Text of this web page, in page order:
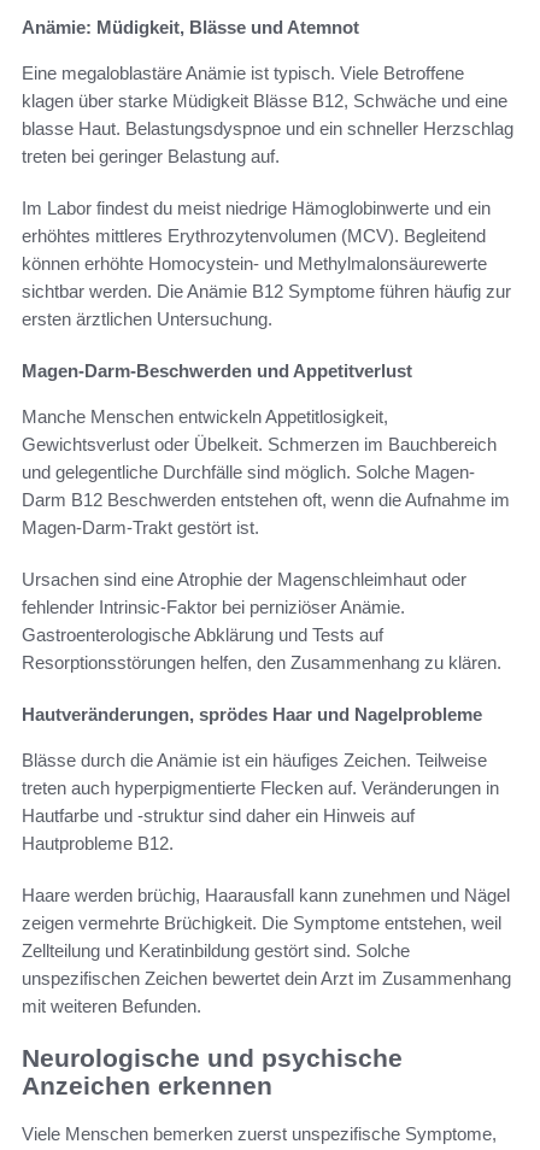
Anämie: Müdigkeit, Blässe und Atemnot
Eine megaloblastäre Anämie ist typisch. Viele Betroffene
klagen über starke Müdigkeit Blässe B12, Schwäche und eine
blasse Haut. Belastungsdyspnoe und ein schneller Herzschlag
treten bei geringer Belastung auf.
Im Labor findest du meist niedrige Hämoglobinwerte und ein
erhöhtes mittleres Erythrozytenvolumen (MCV). Begleitend
können erhöhte Homocystein- und Methylmalonsäurewerte
sichtbar werden. Die Anämie B12 Symptome führen häufig zur
ersten ärztlichen Untersuchung.
Magen-Darm-Beschwerden und Appetitverlust
Manche Menschen entwickeln Appetitlosigkeit,
Gewichtsverlust oder Übelkeit. Schmerzen im Bauchbereich
und gelegentliche Durchfälle sind möglich. Solche Magen-
Darm B12 Beschwerden entstehen oft, wenn die Aufnahme im
Magen-Darm-Trakt gestört ist.
Ursachen sind eine Atrophie der Magenschleimhaut oder
fehlender Intrinsic-Faktor bei perniziöser Anämie.
Gastroenterologische Abklärung und Tests auf
Resorptionsstörungen helfen, den Zusammenhang zu klären.
Hautveränderungen, sprödes Haar und Nagelprobleme
Blässe durch die Anämie ist ein häufiges Zeichen. Teilweise
treten auch hyperpigmentierte Flecken auf. Veränderungen in
Hautfarbe und -struktur sind daher ein Hinweis auf
Hautprobleme B12.
Haare werden brüchig, Haarausfall kann zunehmen und Nägel
zeigen vermehrte Brüchigkeit. Die Symptome entstehen, weil
Zellteilung und Keratinbildung gestört sind. Solche
unspezifischen Zeichen bewertet dein Arzt im Zusammenhang
mit weiteren Befunden.
Neurologische und psychische
Anzeichen erkennen
Viele Menschen bemerken zuerst unspezifische Symptome,